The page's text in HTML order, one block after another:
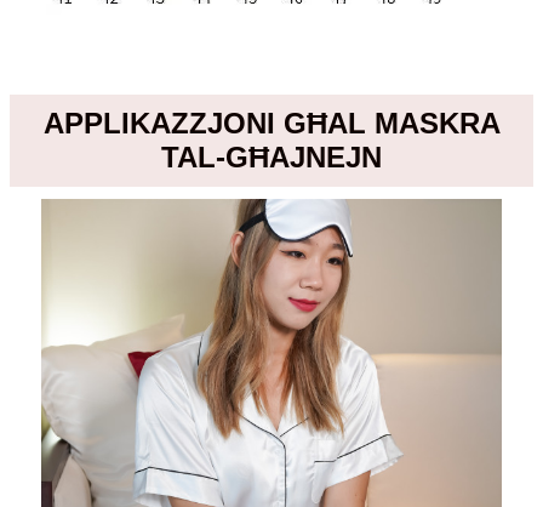
APPLIKAZZJONI GĦAL MASKRA
TAL-GĦAJNEJN